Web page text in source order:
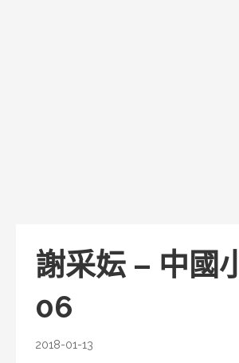
謝采妘 – 中國
06
2018-01-13